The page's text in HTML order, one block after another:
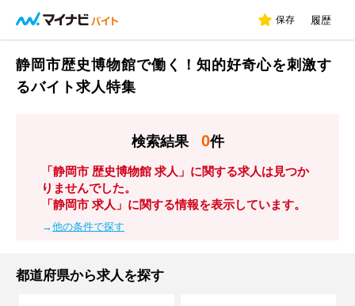
保存 履歴
静岡市歴史博物館で働く！知的好奇心を刺激す
るバイト求人特集
検索結果 0件
「静岡市 歴史博物館 求人」に関する求人は見つか
りませんでした。
「静岡市 求人」に関する情報を表示しています。
→他の条件で探す
都道府県から求人を探す